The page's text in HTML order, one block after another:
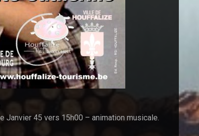
Janvier 45 vers 15h00 – animation musicale.